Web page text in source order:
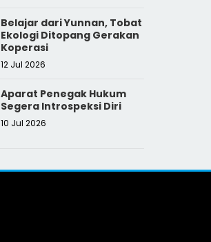
Belajar dari Yunnan, Tobat
Ekologi Ditopang Gerakan
Koperasi
12 Jul 2026
Aparat Penegak Hukum
Segera Introspeksi Diri
10 Jul 2026